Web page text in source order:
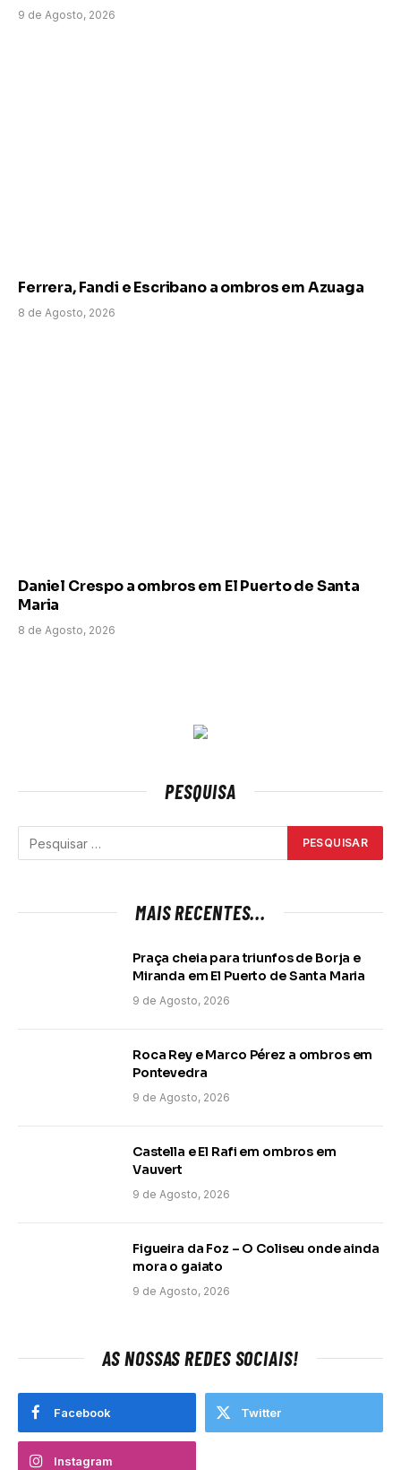
9 de Agosto, 2026
Ferrera, Fandi e Escribano a ombros em Azuaga
8 de Agosto, 2026
Daniel Crespo a ombros em El Puerto de Santa
Maria
8 de Agosto, 2026
PESQUISA
MAIS RECENTES...
Praça cheia para triunfos de Borja e
Miranda em El Puerto de Santa Maria
9 de Agosto, 2026
Roca Rey e Marco Pérez a ombros em
Pontevedra
9 de Agosto, 2026
Castella e El Rafi em ombros em
Vauvert
9 de Agosto, 2026
Figueira da Foz – O Coliseu onde ainda
mora o gaiato
9 de Agosto, 2026
AS NOSSAS REDES SOCIAIS!
Facebook Twitter
Instagram